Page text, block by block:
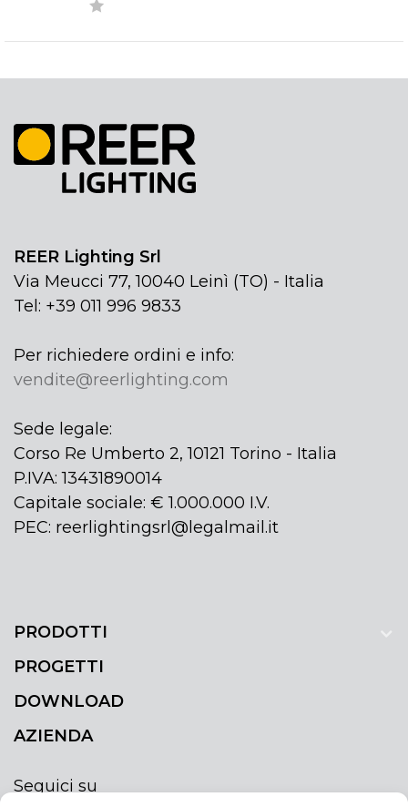
REER Lighting Srl
Via Meucci 77, 10040 Leinì (TO) - Italia
Tel: +39 011 996 9833
Per richiedere ordini e info:
vendite@reerlighting.com
Sede legale:
Corso Re Umberto 2, 10121 Torino - Italia
P.IVA: 13431890014
Capitale sociale: € 1.000.000 I.V.
PEC: reerlightingsrl@legalmail.it
PRODOTTI
PROGETTI
DOWNLOAD
AZIENDA
Seguici su